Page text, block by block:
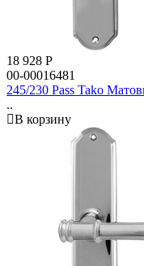
18 928 Р
00-00016481
245/230 Pass Tako
..
В корзину